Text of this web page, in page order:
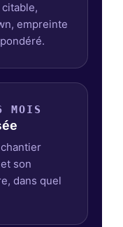
empreinte
MOIS
son
dans quel